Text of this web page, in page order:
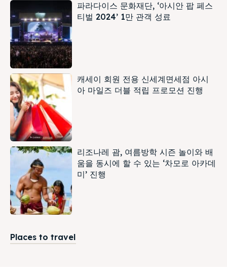
파라다이스 문화재단, ‘아시안 팝 페스
티벌 2024’ 1만 관객 성료
캐세이 회원 전용 신세계면세점 아시
아 마일즈 더블 적립 프로모션 진행
리조나레 괌, 여름방학 시즌 놀이와 배
움을 동시에 할 수 있는 ‘차모로 아카데
미’ 진행
Places to travel